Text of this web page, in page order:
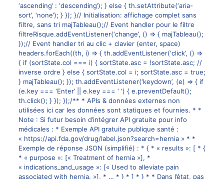
‘ascending’ : ‘descending’); } else { th.setAttribute(‘aria-
sort’, ‘none’); } }); }// Initialisation: affichage complet sans
filtre, sans tri majTableau();// Event handler pour le filtre
filtreRisque.addEventListener(‘change’, () => { majTableau();
});// Event handler tri au clic + clavier (enter, space)
headers.forEach((th, i) => { th.addEventListener(‘click’, () =>
{ if (sortState.col === i) { sortState.asc = !sortState.asc; //
inverse ordre } else { sortState.col = i; sortState.asc = true;
} majTableau(); }); th.addEventListener(‘keydown’, (e) => { if
(e.key === ‘Enter’ || e.key === ‘ ‘) { e.preventDefault();
th.click(); } }); });/** * APIs & données externes non
utilisées ici car les données sont statiques et fournies. * *
Note : Si futur besoin d’intégrer API gratuite pour info
médicales : * Exemple API gratuite publique santé :
« https://api.fda.gov/drug/label.json?search=hernia » * *
Exemple de réponse JSON (simplifié) : * { * « results »: [ * {
* « purpose »: [« Treatment of hernia »], *
« indications_and_usage »: [« Used to alleviate pain
associated with hernia. »], * … * } * ] * } * * Dans l’état, pas